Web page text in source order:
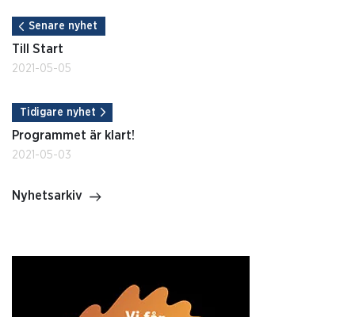
Senare nyhet
Till Start
2021-05-05
Tidigare nyhet
Programmet är klart!
2021-05-03
Nyhetsarkiv